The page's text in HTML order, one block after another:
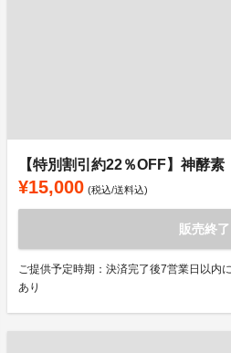
【特別割引約22％OFF】神酵
¥15,000 (税込/送料込)
販売終了
ご提供予定時期：決済完了後7営業日以
あり